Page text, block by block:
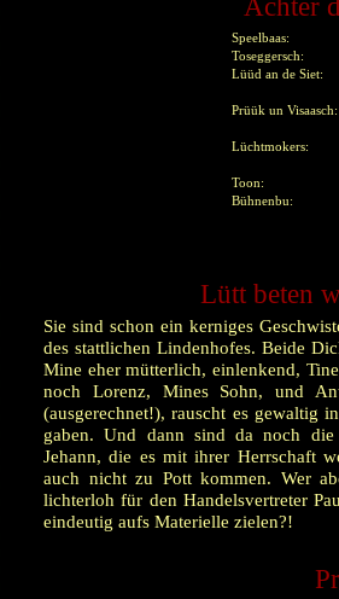
Achter
Speelbaas:
Toseggersch:
Lüüd an de Siet:
Prüük un
Lüchtmokers:
Toon:
Bühnenbu:
Lütt beten
Sie sind schon ein kerniges
des stattlichen Lindenhofes. Beide
Mine eher mütterlich, einlenkend,
noch Lorenz, Mines Sohn, und
(ausgerechnet!), rauscht es gewaltig
gaben. Und dann sind da noch
Jehann, die es mit ihrer Herrschaft
auch nicht zu Pott kommen. Wer
lichterloh für den Handelsvertreter
eindeutig aufs Materielle zielen?!